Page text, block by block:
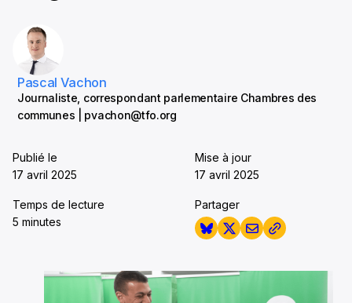
Pascal Vachon
Journaliste, correspondant parlementaire Chambres des
communes | pvachon@tfo.org
Publié le
17 avril 2025
Mise à jour
17 avril 2025
Temps de lecture
5 minutes
Partager